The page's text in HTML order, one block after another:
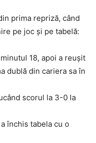
prima repriză, când
pe joc și pe tabelă:
18, apoi a reușit
dublă din cariera sa în
scorul la 3-0 la
închis tabela cu o